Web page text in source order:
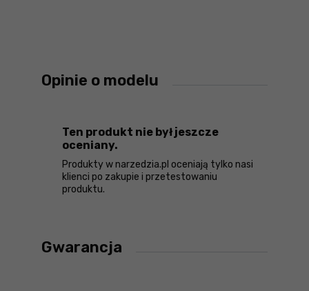
Opinie o modelu
Ten produkt nie był jeszcze
oceniany.
Produkty w narzedzia.pl oceniają tylko nasi
klienci po zakupie i przetestowaniu
produktu.
Gwarancja